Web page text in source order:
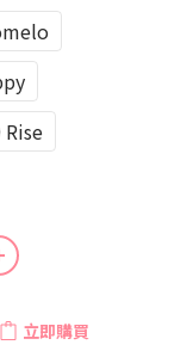
Rise
立即購買